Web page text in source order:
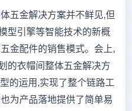
五金解决方案并不鲜见,但
型引擎等智能技术的新概
金配件的销售模式。会上,
的衣帽间整体五金解决方
的运用,实现了整个链路工
为产品落地提供了简单易